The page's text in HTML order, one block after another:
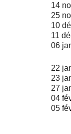
14
25
10
11
06
22
23
27
04
05